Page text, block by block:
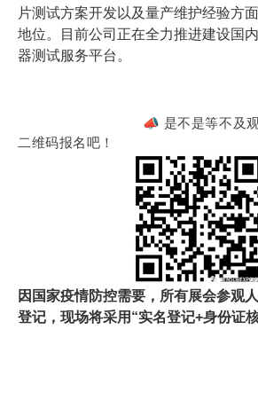
片测试方案开发以及量产维护经验方
地位。目前公司正在全力推进建设国
器测试服务平台。
📣 是不是等不及观展啦
二维码报名吧！
因国家疫情防控需要，所有展会参观
登记，现场将采用“实名登记+身份证